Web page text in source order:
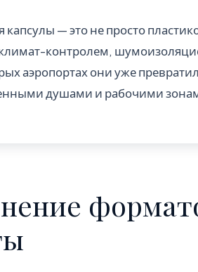
капсулы — это не просто
контролем,
аэропортах они уже
душами и рабочими